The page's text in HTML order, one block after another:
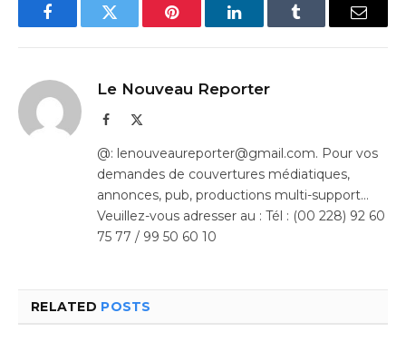
FacebookTwitter Pinterest LinkedInTumblr Email
Le Nouveau Reporter
Facebook
@: lenouveaureporter@gmail.com. Pour vos
demandes de couvertures médiatiques,
annonces, pub, productions multi-support…
Veuillez-vous adresser au : Tél : (00 228) 92 60
75 77 / 99 50 60 10
RELATED POSTS